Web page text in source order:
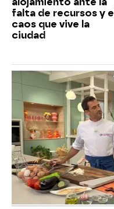
falta de recursos y el
caos que vive la
ciudad